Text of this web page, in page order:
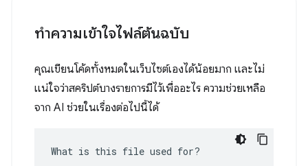
ทําความเข้าใจไฟล์ต้นฉบับ
คุณเขียนโค้ดทั้งหมดในเว็บไซต์เองได้น้อยมาก และไม่
แน่ใจว่าสคริปต์บางรายการมีไว้เพื่ออะไร ความช่วยเหลือ
จาก AI ช่วยในเรื่องต่อไปนี้ได้
What is this file used for?